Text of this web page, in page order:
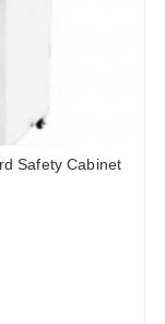
Safety Cabinet